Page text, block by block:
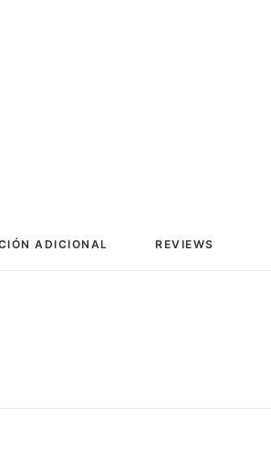
ADICIONAL REVIEWS